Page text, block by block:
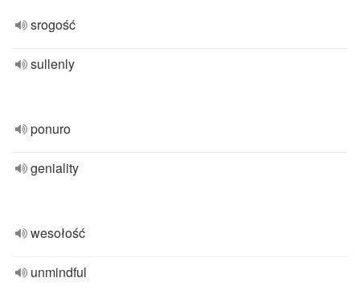
srogość
sullenly
ponuro
geniality
wesołość
unmindful